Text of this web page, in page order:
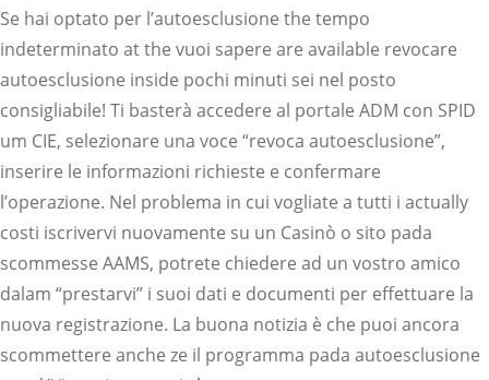
Se hai optato per l’autoesclusione the tempo
indeterminato at the vuoi sapere are available revocare
autoesclusione inside pochi minuti sei nel posto
consigliabile! Ti basterà accedere al portale ADM con SPID
um CIE, selezionare una voce “revoca autoesclusione”,
inserire le informazioni richieste e confermare
l’operazione. Nel problema in cui vogliate a tutti i actually
costi iscrivervi nuovamente su un Casinò o sito pada
scommesse AAMS, potrete chiedere ad un vostro amico
dalam “prestarvi” i suoi dati e documenti per effettuare la
nuova registrazione. La buona notizia è che puoi ancora
scommettere anche ze il programma pada autoesclusione